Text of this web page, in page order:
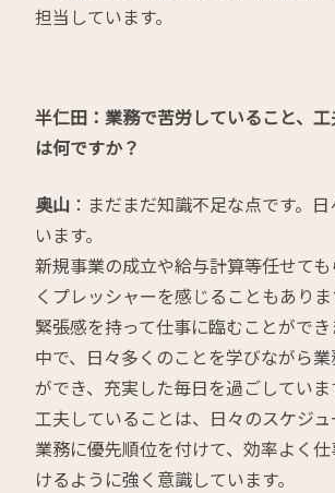
担当しています。
半仁田：業務で苦労していること、
は何ですか？
奥山 ：まだまだ知識不足な点です。
います。
新規事業の成立や給与計算等任せて
くプレッシャーを感じることもあり
緊張感を持って仕事に臨むことがで
中で、日々多くのことを学びながら
ができ、充実した毎日を過ごしていま
工夫していることは、日々のスケジュ
業務に優先順位を付けて、効率よく
けるように強く意識しています。